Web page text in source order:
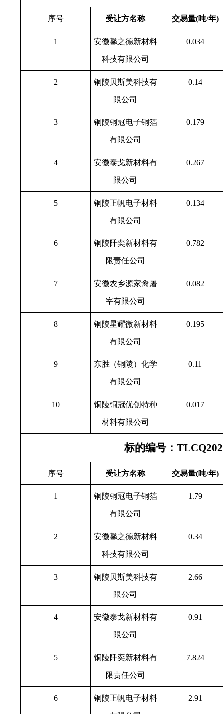
序号 受让方名称 交易量(吨/年)
1 安徽馨之德新材料
科技有限公司
0.034
2 铜陵贝斯美科技有
限公司
0.14
3 铜陵铜冠电子铜箔
有限公司
0.179
4 安徽泰戈新材料有
限公司
0.267
5 铜陵正帆电子材料
有限公司
0.134
6 铜陵阡奕新材料有
限责任公司
0.782
7 安徽农乡源家禽屠
宰有限公司
0.082
8 铜陵星耀微新材料
有限公司
0.195
9 东胜（铜陵）化学
有限公司
0.11
10 铜陵铜冠优创特种
材料有限公司
0.017
标的编号：
序号 受让方名称 交易量(吨/年)
1 铜陵铜冠电子铜箔
有限公司
1.79
2 安徽馨之德新材料
科技有限公司
0.34
3 铜陵贝斯美科技有
限公司
2.66
4 安徽泰戈新材料有
限公司
0.91
5 铜陵阡奕新材料有
限责任公司
7.824
6 铜陵正帆电子材料 2.91